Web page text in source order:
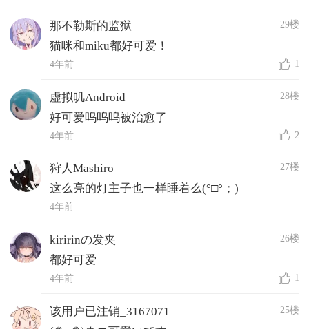
那不勒斯的监狱 29楼
猫咪和miku都好可爱！
4年前 1
虚拟叽Android 28楼
好可爱呜呜呜被治愈了
4年前 2
狩人Mashiro 27楼
这么亮的灯主子也一样睡着么(°□°；)
4年前
kiririnの发夹 26楼
都好可爱
4年前 1
该用户已注销_3167071 25楼